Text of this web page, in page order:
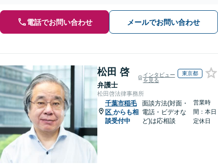
電話でお問い合わせ メールでお問い合わせ
松田 啓
弁護士
インタビュー
を見る
東京都
松田啓法律事務所
千葉市稲毛
区 からも相
談受付中
面談方法(対面・
電話・ビデオな
ど)は応相談
営業時
間：本日
定休日